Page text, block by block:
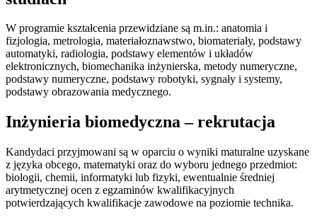
W programie kształcenia przewidziane są m.in.: anatomia i
fizjologia, metrologia, materiałoznawstwo, biomateriały, podstawy
automatyki, radiologia, podstawy elementów i układów
elektronicznych, biomechanika inżynierska, metody numeryczne,
podstawy numeryczne, podstawy robotyki, sygnały i systemy,
podstawy obrazowania medycznego.
Inżynieria biomedyczna – rekrutacja
Kandydaci przyjmowani są w oparciu o wyniki maturalne uzyskane
z języka obcego, matematyki oraz do wyboru jednego przedmiot:
biologii, chemii, informatyki lub fizyki, ewentualnie średniej
arytmetycznej ocen z egzaminów kwalifikacyjnych
potwierdzających kwalifikacje zawodowe na poziomie technika.